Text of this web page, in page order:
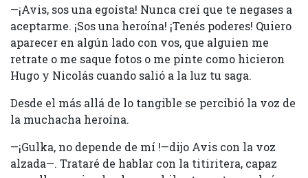
—¡Avis, sos una egoísta! Nunca creí que te negases a
aceptarme. ¡Sos una heroína! ¡Tenés poderes! Quiero
aparecer en algún lado con vos, que alguien me
retrate o me saque fotos o me pinte como hicieron
Hugo y Nicolás cuando salió a la luz tu saga.
Desde el más allá de lo tangible se percibió la voz de
la muchacha heroína.
—¡Gulka, no depende de mí !—dijo Avis con la voz
alzada—. Trataré de hablar con la titiritera, capaz